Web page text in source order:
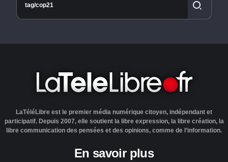
LaTéléLibre est le premier média numérique citoyen, indépendant et
participatif. Depuis 2007, elle soutient la libre expression, la libre création, la
libre communication des pensées et des opinions, comme de l’information.
En savoir plus